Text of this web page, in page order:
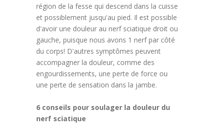
région de la fesse qui descend dans la cuisse
et possiblement jusqu'au pied. Il est possible
d'avoir une douleur au nerf sciatique droit ou
gauche, puisque nous avons 1 nerf par côté
du corps! D'autres symptômes peuvent
accompagner la douleur, comme des
engourdissements, une perte de force ou
une perte de sensation dans la jambe.
6 conseils pour soulager la douleur du
nerf sciatique